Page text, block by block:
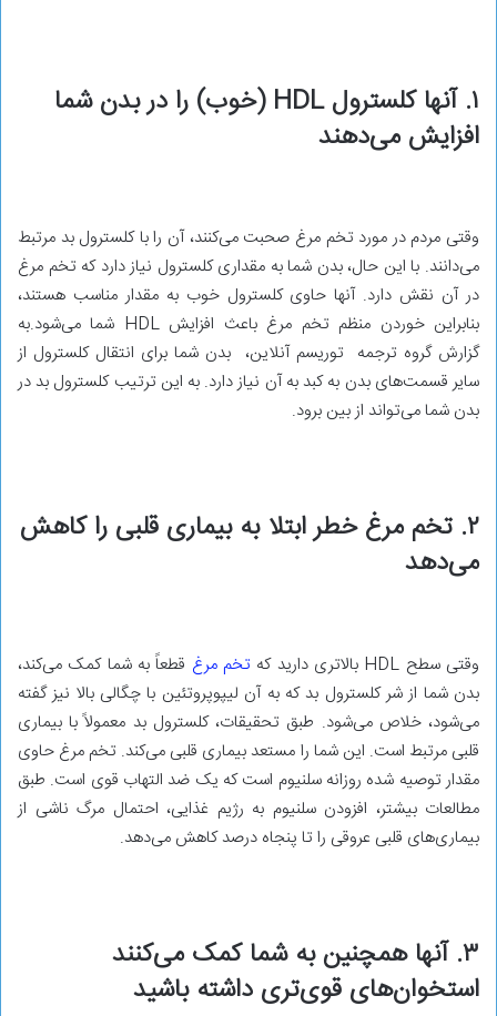
۱. آنها کلسترول HDL (خوب) را در بدن شما
افزایش می‌دهند
وقتی مردم در مورد تخم مرغ صحبت می‌کنند، آن را با کلسترول بد مرتبط
می‌دانند. با این حال، بدن شما به مقداری کلسترول نیاز دارد که تخم مرغ
در آن نقش دارد. آنها حاوی کلسترول خوب به مقدار مناسب هستند،
بنابراین خوردن منظم تخم مرغ باعث افزایش HDL شما می‌شود.به
گزارش گروه ترجمه توریسم آنلاین، بدن شما برای انتقال کلسترول از
سایر قسمت‌های بدن به کبد به آن نیاز دارد. به این ترتیب کلسترول بد در
بدن شما می‌تواند از بین برود.
۲. تخم مرغ خطر ابتلا به بیماری قلبی را کاهش
می‌دهد
وقتی سطح HDL بالاتری دارید که تخم مرغ قطعاً به شما کمک می‌کند،
بدن شما از شر کلسترول بد که به آن لیپوپروتئین با چگالی بالا نیز گفته
می‌شود، خلاص می‌شود. طبق تحقیقات، کلسترول بد معمولاً با بیماری
قلبی مرتبط است. این شما را مستعد بیماری قلبی می‌کند. تخم مرغ حاوی
مقدار توصیه شده روزانه سلنیوم است که یک ضد التهاب قوی است. طبق
مطالعات بیشتر، افزودن سلنیوم به رژیم غذایی، احتمال مرگ ناشی از
بیماری‌های قلبی عروقی را تا پنجاه درصد کاهش می‌دهد.
۳. آنها همچنین به شما کمک می‌کنند
استخوان‌های قوی‌تری داشته باشید